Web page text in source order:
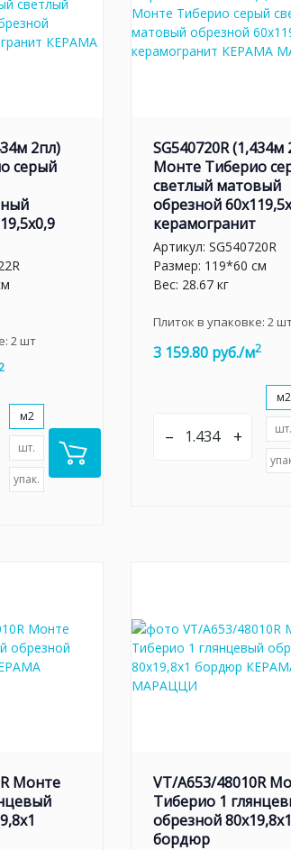
2пл)
серый
2 шт
м2
шт.
упак.
SG540720R (1,434м
Монте Тиберио
светлый матовый
обрезной
керамогранит
Артикул: SG540720R
Размер: 119*60 см
Вес: 28.67 кг
Плиток в упаковке: 2
3 159.80 руб./м2
– +
м2
шт.
Монте
VT/A653/48010R
Тиберио 1
обрезной 80x19,8x1
бордюр